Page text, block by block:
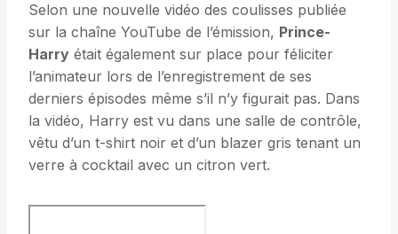
Selon une nouvelle vidéo des coulisses publiée
sur la chaîne YouTube de l’émission, Prince-
Harry était également sur place pour féliciter
l’animateur lors de l’enregistrement de ses
derniers épisodes même s’il n’y figurait pas. Dans
la vidéo, Harry est vu dans une salle de contrôle,
vêtu d’un t-shirt noir et d’un blazer gris tenant un
verre à cocktail avec un citron vert.